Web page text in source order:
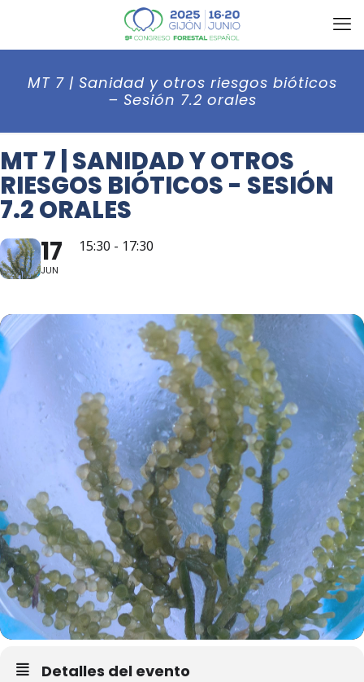
MT 7 | Sanidad y otros riesgos bióticos
– Sesión 7.2 orales
MT 7 | SANIDAD Y OTROS
RIESGOS BIÓTICOS - SESIÓN
7.2 ORALES
17
JUN
15:30 - 17:30
Detalles del evento